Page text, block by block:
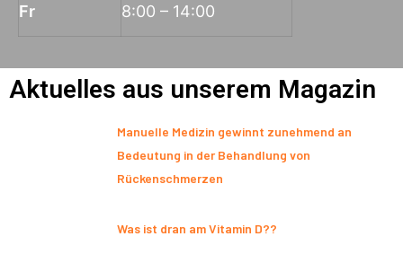
Fr 8:00 – 14:00
Aktuelles aus unserem Magazin
Manuelle Medizin gewinnt zunehmend an
Bedeutung in der Behandlung von
Rückenschmerzen
Was ist dran am Vitamin D??